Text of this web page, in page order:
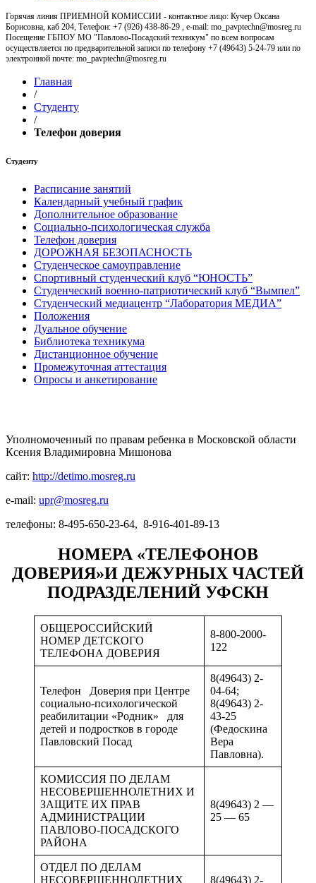
Горячая линия ПРИЕМНОЙ КОМИССИИ - контактное лицо: Кучер Оксана
Борисовна, каб 204, Телефон: +7 (926) 438-86-29 , e-mail: mo_pavptechn@mosreg.ru
Посещение ГБПОУ МО "Павлово-Посадский техникум" по всем вопросам
осуществляется по предварительной записи по телефону +7 (49643) 5-24-79 или по
электронной почте: mo_pavptechn@mosreg.ru
Главная
/
Студенту
/
Телефон доверия
Студенту
Расписание занятий
Календарный учебный график
Дополнительное образование
Социально-психологическая служба
Телефон доверия
ДОРОЖНАЯ БЕЗОПАСНОСТЬ
Студенческое самоуправление
Спортивный студенческий клуб “ЮНОСТЬ”
Студенческий военно-патриотический клуб “Вымпел”
Студенческий медиацентр “Лаборатория МЕДИА”
Положения
Дуальное обучение
Библиотека техникума
Дистанционное обучение
Промежуточная аттестация
Опросы и анкетирование
Уполномоченный по правам ребенка в Московской области
Ксения Владимировна Мишонова
сайт: http://detimo.mosreg.ru
e-mail: upr@mosreg.ru
телефоны: 8-495-650-23-64, 8-916-401-89-13
НОМЕРА «ТЕЛЕФОНОВ
ДОВЕРИЯ»И ДЕЖУРНЫХ ЧАСТЕЙ
ПОДРАЗДЕЛЕНИЙ УФСКН
ОБЩЕРОССИЙСКИЙ
НОМЕР ДЕТСКОГО
ТЕЛЕФОНА ДОВЕРИЯ
8-800-2000-
122
Телефон Доверия при Центре
социально-психологической
реабилитации «Родник» для
детей и подростков в городе
Павловский Посад
8(49643) 2-
04-64;
8(49643) 2-
43-25
(Федоскина
Вера
Павловна).
КОМИССИЯ ПО ДЕЛАМ
НЕСОВЕРШЕННОЛЕТНИХ И
ЗАЩИТЕ ИХ ПРАВ
АДМИНИСТРАЦИИ
ПАВЛОВО-ПОСАДСКОГО
РАЙОНА
8(49643) 2 —
25 — 65
ОТДЕЛ ПО ДЕЛАМ
НЕСОВЕРШЕННОЛЕТНИХ
8(49643) 2-